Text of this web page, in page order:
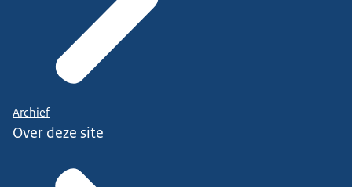
Archief
Over deze site